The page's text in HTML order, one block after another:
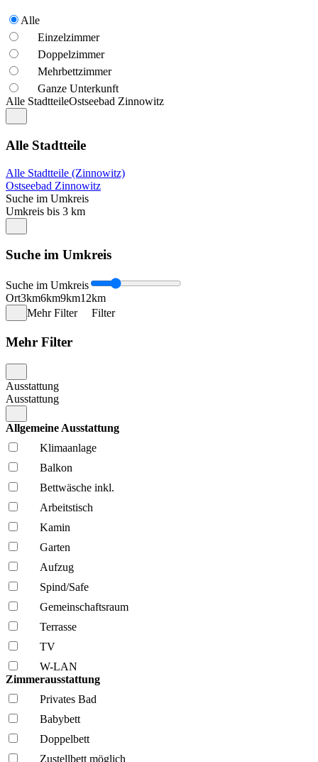
Alle
Einzelzimmer
Doppelzimmer
Mehrbettzimmer
Ganze Unterkunft
Alle StadtteileOstseebad Zinnowitz
Alle Stadtteile
Alle Stadtteile (Zinnowitz)
Ostseebad Zinnowitz
Suche im Umkreis
Umkreis bis 3 km
Suche im Umkreis
Suche im Umkreis
Ort3km6km9km12km
Mehr Filter
Filter
Mehr Filter
Ausstattung
Ausstattung
Allgemeine Ausstattung
Klima­anlage
Balkon
Bettwäsche inkl.
Arbeitstisch
Kamin
Garten
Aufzug
Spind/Safe
Gemeinschafts­raum
Terrasse
TV
W-LAN
Zimmerausstattung
Privates Bad
Babybett
Doppelbett
Zustellbett möglich